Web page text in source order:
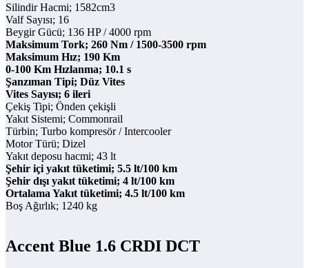
Silindir Hacmi; 1582cm3
Valf Sayısı; 16
Beygir Gücü; 136 HP / 4000 rpm
Maksimum Tork; 260 Nm / 1500-3500 rpm
Maksimum Hız; 190 Km
0-100 Km Hızlanma; 10.1 s
Şanzıman Tipi; Düz Vites
Vites Sayısı; 6 ileri
Çekiş Tipi; Önden çekişli
Yakıt Sistemi; Commonrail
Türbin; Turbo kompresör / Intercooler
Motor Türü; Dizel
Yakıt deposu hacmi; 43 lt
Şehir içi yakıt tüketimi; 5.5 lt/100 km
Şehir dışı yakıt tüketimi; 4 lt/100 km
Ortalama Yakıt tüketimi; 4.5 lt/100 km
Boş Ağırlık; 1240 kg
Accent Blue 1.6 CRDI DCT